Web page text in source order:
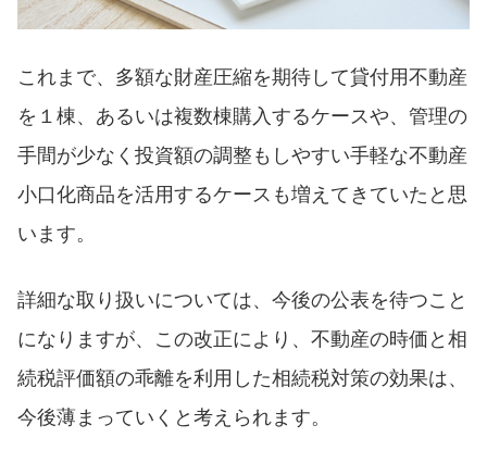
これまで、多額な財産圧縮を期待して貸付用不動産
を１棟、あるいは複数棟購入するケースや、管理の
手間が少なく投資額の調整もしやすい手軽な不動産
小口化商品を活用するケースも増えてきていたと思
います。
詳細な取り扱いについては、今後の公表を待つこと
になりますが、この改正により、不動産の時価と相
続税評価額の乖離を利用した相続税対策の効果は、
今後薄まっていくと考えられます。